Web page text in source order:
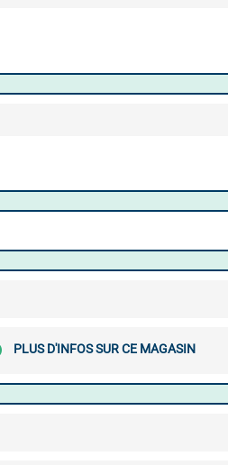
PLUS D'INFOS SUR CE MAGASIN